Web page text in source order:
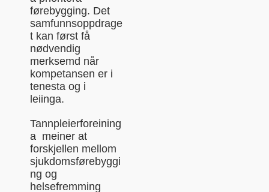
førebygging. Det
samfunnsoppdrage
t kan først få
nødvendig
merksemd når
kompetansen er i
tenesta og i
leiinga.
Tannpleierforeining
a meiner at
forskjellen mellom
sjukdomsførebyggi
ng og
helsefremming